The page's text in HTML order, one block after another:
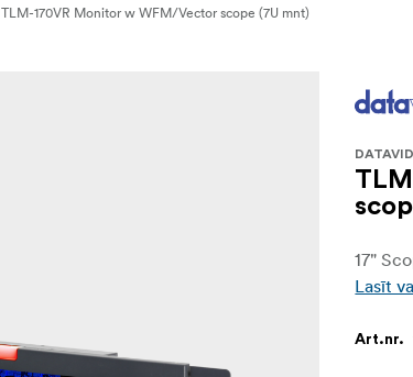
TLM-170VR Monitor w WFM/Vector scope (7U mnt)
17"
Lasīt
Art.nr.